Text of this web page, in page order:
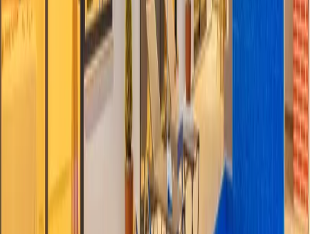
6.000
başlayan fiyatlarla
Tarih aralığı seçin